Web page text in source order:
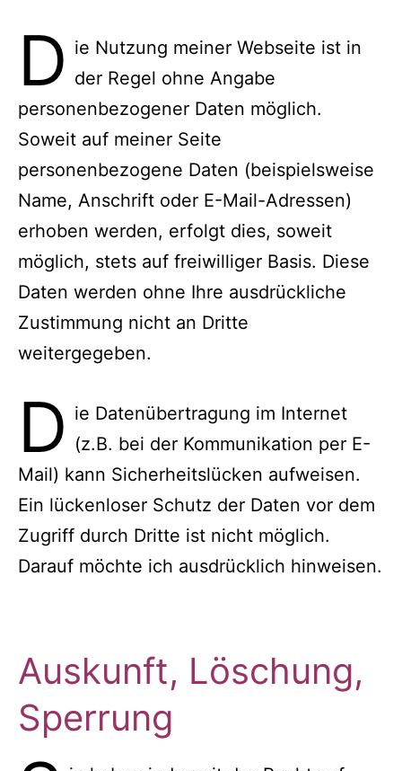
D ie Nutzung meiner Webseite ist in
der Regel ohne Angabe
personenbezogener Daten möglich.
Soweit auf meiner Seite
personenbezogene Daten (beispielsweise
Name, Anschrift oder E-Mail-Adressen)
erhoben werden, erfolgt dies, soweit
möglich, stets auf freiwilliger Basis. Diese
Daten werden ohne Ihre ausdrückliche
Zustimmung nicht an Dritte
weitergegeben.
D ie Datenübertragung im Internet
(z.B. bei der Kommunikation per E-
Mail) kann Sicherheitslücken aufweisen.
Ein lückenloser Schutz der Daten vor dem
Zugriff durch Dritte ist nicht möglich.
Darauf möchte ich ausdrücklich hinweisen.
Auskunft, Löschung,
Sperrung